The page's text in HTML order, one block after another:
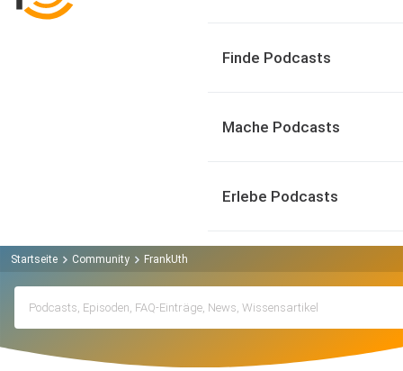
Finde Podcasts
Mache Podcasts
Erlebe Podcasts
Startseite Community FrankUth